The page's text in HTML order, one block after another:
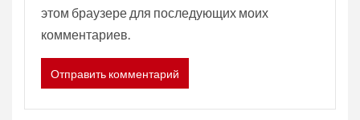
этом браузере для последующих моих
комментариев.